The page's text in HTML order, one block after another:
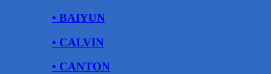
• BAIYUN
• CALVIN
• CANTON